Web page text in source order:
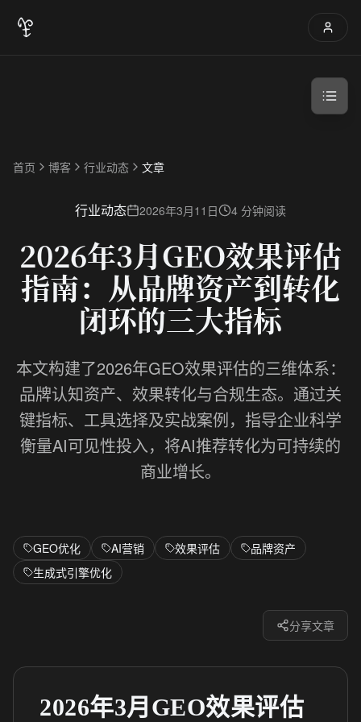
首页 博客 行业动态 文章
行业动态 2026年3月11日 4 分钟阅读
2026年3月GEO效果评估
指南：从品牌资产到转化
闭环的三大指标
本文构建了2026年GEO效果评估的三维体系：
品牌认知资产、效果转化与合规生态。通过关
键指标、工具选择及实战案例，指导企业科学
衡量AI可见性投入，将AI推荐转化为可持续的
商业增长。
GEO优化 AI营销 效果评估
品牌资产
生成式引擎优化
分享文章
2026年3月GEO效果评估